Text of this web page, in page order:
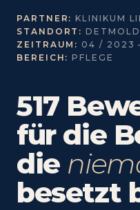
PARTNER: KLINIKUM
STANDORT:
ZEITRAUM: 04 / 2023
BEREICH: PFLEGE
517
für die
die
besetzt